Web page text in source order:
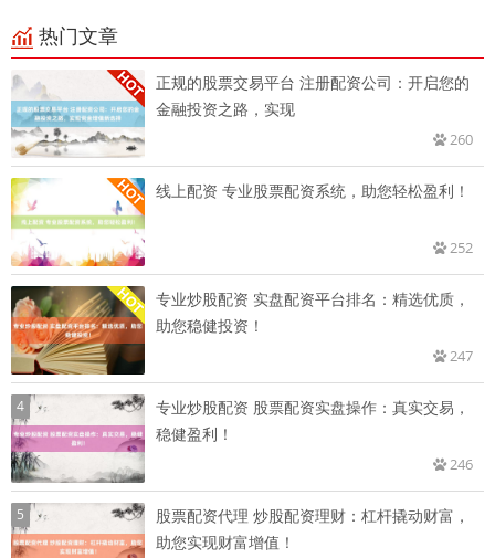
热门文章
正规的股票交易平台 注册配资公司：开启您的
金融投资之路，实现
260
线上配资 专业股票配资系统，助您轻松盈利！
252
专业炒股配资 实盘配资平台排名：精选优质，
助您稳健投资！
247
4
专业炒股配资 股票配资实盘操作：真实交易，
稳健盈利！
246
5
股票配资代理 炒股配资理财：杠杆撬动财富，
助您实现财富增值！